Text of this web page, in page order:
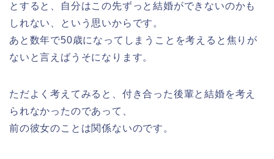
とすると、自分はこの先ずっと結婚ができないのかも
しれない、という思いからです。
あと数年で50歳になってしまうことを考えると焦りが
ないと言えばうそになります。
ただよく考えてみると、付き合った後輩と結婚を考え
られなかったのであって、
前の彼女のことは関係ないのです。